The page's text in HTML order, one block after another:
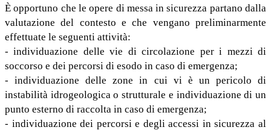
È opportuno che le opere di messa in sicurezza partano dalla
valutazione del contesto e che vengano preliminarmente
effettuate le seguenti attività:
- individuazione delle vie di circolazione per i mezzi di
soccorso e dei percorsi di esodo in caso di emergenza;
- individuazione delle zone in cui vi è un pericolo di
instabilità idrogeologica o strutturale e individuazione di un
punto esterno di raccolta in caso di emergenza;
- individuazione dei percorsi e degli accessi in sicurezza al